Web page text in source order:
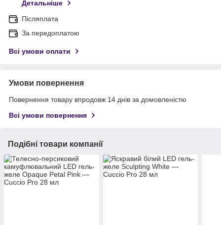
Детальніше
Післяплата
За передоплатою
Всі умови оплати
Умови повернення
Повернення товару впродовж 14 днів за домовленістю
Всі умови повернення
Подібні товари компанії